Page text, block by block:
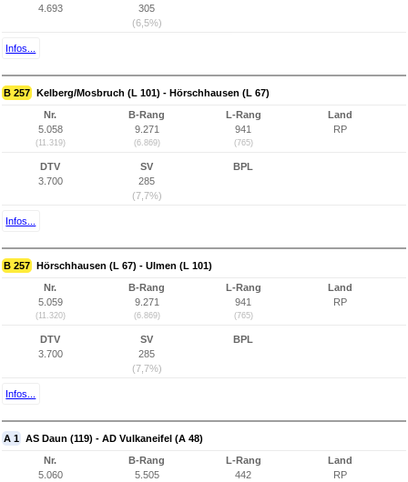
4.693
305
(6,5%)
Infos...
B 257 Kelberg/Mosbruch (L 101) - Hörschhausen (L 67)
Nr.
5.058
(11.319)
B-Rang
9.271
(6.869)
L-Rang
941
(765)
Land
RP
DTV
3.700
SV
285
(7,7%)
BPL
Infos...
B 257 Hörschhausen (L 67) - Ulmen (L 101)
Nr.
5.059
(11.320)
B-Rang
9.271
(6.869)
L-Rang
941
(765)
Land
RP
DTV
3.700
SV
285
(7,7%)
BPL
Infos...
A 1 AS Daun (119) - AD Vulkaneifel (A 48)
Nr.
5.060
B-Rang
5.505
L-Rang
442
Land
RP